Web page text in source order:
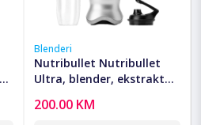
Blenderi
Nutribullet Nutribullet
Ultra, blender, ekstraktor
200.00 KM